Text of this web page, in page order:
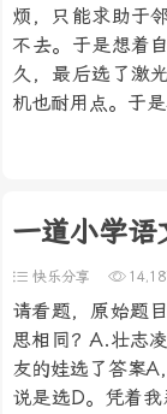
烦，只能求助于
不去。于是想着
久，最后选了激
机也耐用点。于
一道小学语
快乐分享
请看题，原始题
思相同？A.壮志
友的娃选了答案
说是选D。凭着